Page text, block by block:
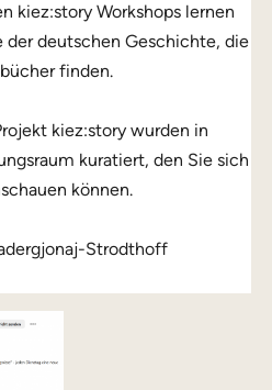
kiez:story Workshops lernen
der deutschen Geschichte, die
finden.
kiez:story wurden in
kuratiert, den Sie sich
können.
Strodthoff